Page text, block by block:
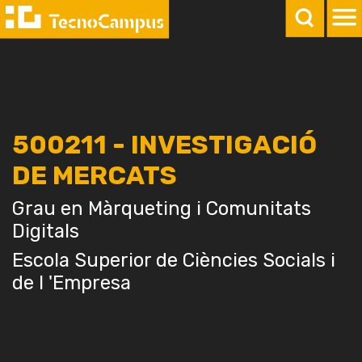
500211 - INVESTIGACIÓ
DE MERCATS
Grau en Màrqueting i Comunitats
Digitals
Escola Superior de Ciències Socials i
de l 'Empresa